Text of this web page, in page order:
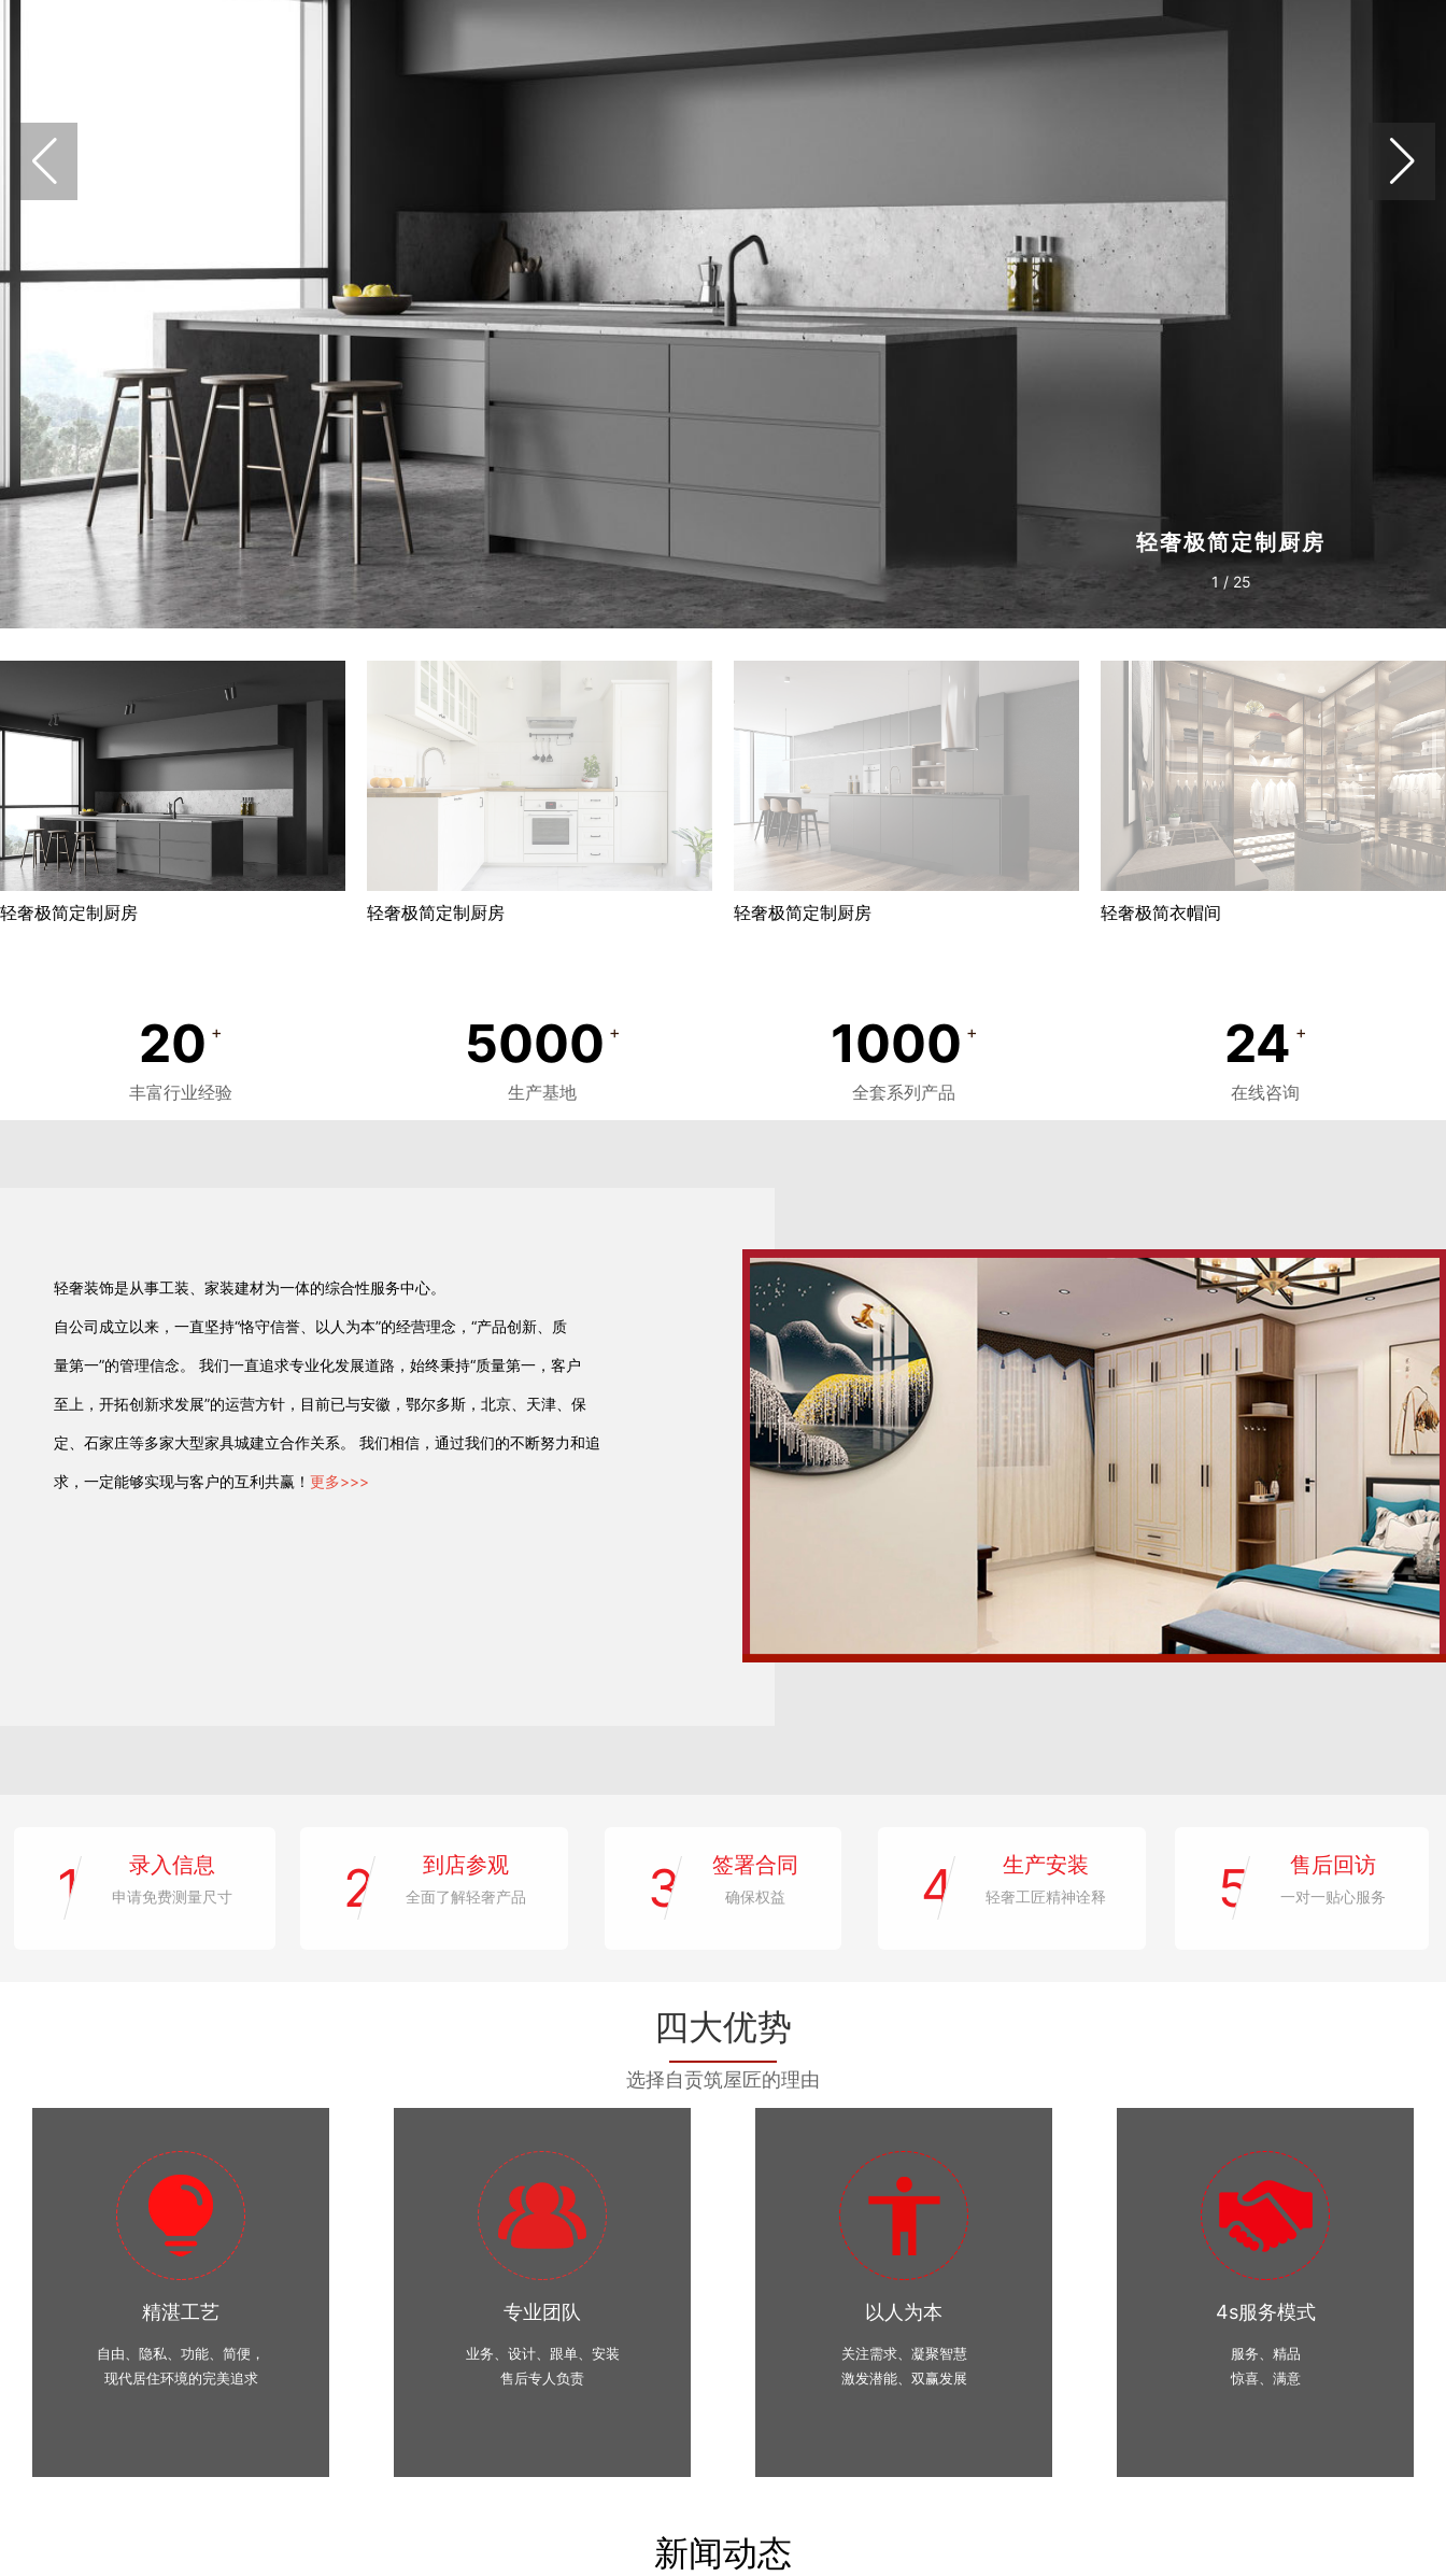
轻奢极简定制厨房
1 / 25
轻奢极简定制厨房 轻奢极简定制厨房 轻奢极简定制厨房 轻奢极简衣帽间
20 +
丰富行业经验
5000 +
生产基地
1000 +
全套系列产品
24 +
在线咨询
轻奢装饰是从事工装、家装建材为一体的综合性服务中心。
自公司成立以来，一直坚持“恪守信誉、以人为本”的经营理念，“产品创新、质
量第一”的管理信念。 我们一直追求专业化发展道路，始终秉持“质量第一，客户
至上，开拓创新求发展”的运营方针，目前已与安徽，鄂尔多斯，北京、天津、保
定、石家庄等多家大型家具城建立合作关系。 我们相信，通过我们的不断努力和追
求，一定能够实现与客户的互利共赢！ 更多>>>
1 录入信息
申请免费测量尺寸 2 到店参观
全面了解轻奢产品 3 签署合同
确保权益 4 生产安装
轻奢工匠精神诠释 5 售后回访
一对一贴心服务
四大优势
选择自贡筑屋匠的理由
精湛工艺
自由、隐私、功能、简便，
现代居住环境的完美追求
专业团队
业务、设计、跟单、安装
售后专人负责
以人为本
关注需求、凝聚智慧
激发潜能、双赢发展
4s服务模式
服务、精品
惊喜、满意
新闻动态